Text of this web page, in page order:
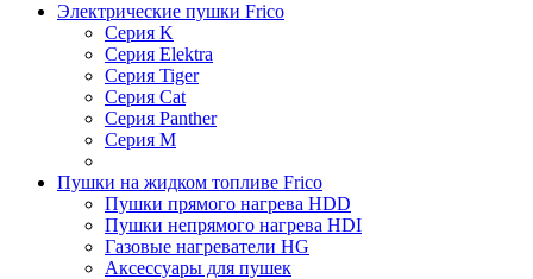
Электрические пушки Frico
Серия K
Серия Elektra
Серия Tiger
Серия Cat
Серия Panther
Серия M
Пушки на жидком топливе Frico
Пушки прямого нагрева HDD
Пушки непрямого нагрева HDI
Газовые нагреватели HG
Аксессуары для пушек